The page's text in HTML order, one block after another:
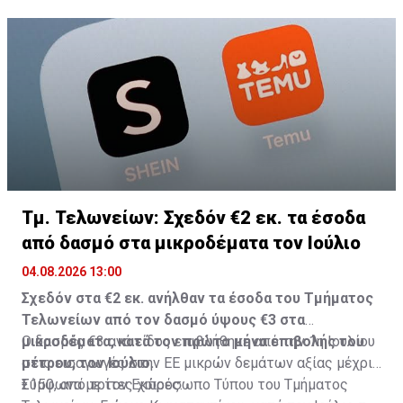
Τμ. Τελωνείων: Σχεδόν €2 εκ. τα έσοδα
από δασμό στα μικροδέματα τον Ιούλιο
04.08.2026 13:00
Σχεδόν στα €2 εκ. ανήλθαν τα έσοδα του Τμήματος
Τελωνείων από τον δασμό ύψους €3 στα
μικροδέματα, κατά τον πρώτο μήνα επιβολής του
μέτρου, τον Ιούλιο.
Ο δασμός €3 ανά είδος επιβλήθηκε από την 1η Ιουλίου
στις εισαγωγές στην ΕΕ μικρών δεμάτων αξίας μέχρι
€150, από τρίτες χώρες.
Σύμφωνα με τον Εκπρόσωπο Τύπου του Τμήματος